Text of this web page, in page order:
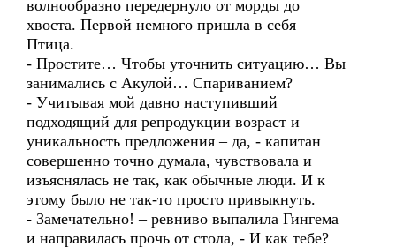
волнообразно передернуло от морды до
хвоста. Первой немного пришла в себя
Птица.
- Простите… Чтобы уточнить ситуацию… Вы
занимались с Акулой… Спариванием?
- Учитывая мой давно наступивший
подходящий для репродукции возраст и
уникальность предложения – да, - капитан
совершенно точно думала, чувствовала и
изъяснялась не так, как обычные люди. И к
этому было не так-то просто привыкнуть.
- Замечательно! – ревниво выпалила Гингема
и направилась прочь от стола, - И как тебе?